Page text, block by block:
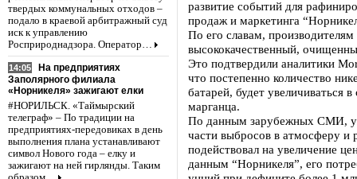
твердых коммунальных отходов –
подало в краевой арбитражный суд
иск к управлению
Росприроднадзора. Оператор…
14:05
На предприятиях
Заполярного филиала
«Норникеля» зажигают елки
#НОРИЛЬСК. «Таймырский
телеграф» – По традиции на
предприятиях-передовиках в день
выполнения плана устанавливают
символ Нового года – елку и
зажигают на ней гирлянды. Таким
развитие событий для
продаж и маркетинга
По его славам,
высококачественный,
Это подтвердили аналитики
что постепенно количество
батарей, будет увеличиваться
марганца.
По данным зарубежных СМИ,
части выбросов в атмосферу
подействовал на увеличение
данным “Норникеля”, его